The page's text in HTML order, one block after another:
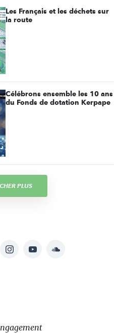
Les Français et les déchets sur
la route
Célébrons ensemble les 10 ans
du Fonds de dotation Kerpape
PLUS
InstagramYouTubeSoundcloud